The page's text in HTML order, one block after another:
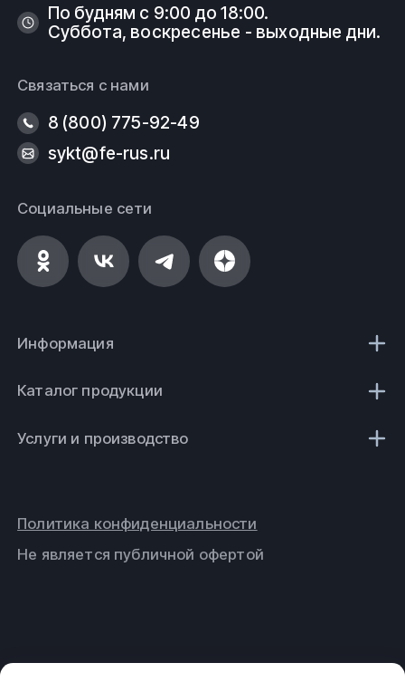
По будням с 9:00 до 18:00.
Суббота, воскресенье - выходные дни.
Связаться с нами
8 (800) 775-92-49
sykt@fe-rus.ru
Социальные сети
Информация
Каталог продукции
Услуги и производство
Не является публичной офертой
Политика конфиденциальности